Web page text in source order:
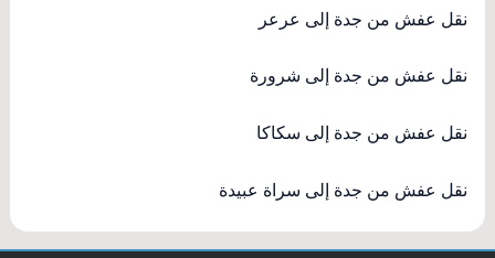
نقل عفش من جدة إلى عرعر
نقل عفش من جدة إلى شرورة
نقل عفش من جدة إلى سكاكا
نقل عفش من جدة إلى سراة عبيدة